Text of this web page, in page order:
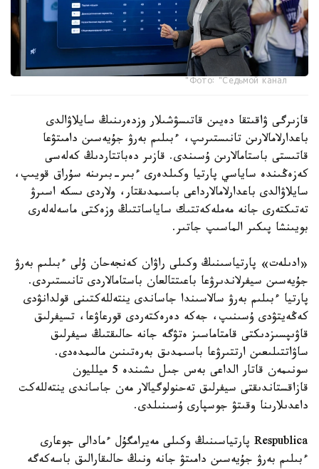
Фото: "Седьмой канал"
قازىرگى ۋاقىتقا دەيىن قاتىسۋشىلار وزدەرىنىڭ سايلاۋالدى
باعدارلامالارىن تانىستىرىپ، ءبىلىم بەرۋ جۇيەسىن دامىتۋعا
قاتىستى باستامالارىن ۇسىندى. قازىر دەباتتاردىڭ كەلەسى
كەزەڭىندە ساياسي پارتيا وكىلدەرى ءبىر-بىرىنە سۇراق قويىپ،
سايلاۋالدى باعدارلامالارداعى باسىمدىقتار، ولاردى ىسكە اسىرۋ
تەتىكتەرى جانە مەملەكەتتىك ساياساتتىڭ وزەكتى ماسەلەلەرى
بويىنشا پىكىر الماسىپ جاتىر.
«ادىلەت» پارتياسىنىڭ وكىلى راۋان كەنجەحان ۇلى ءبىلىم بەرۋ
جۇيەسىن سيفرلاندىرۋعا باعىتتالعان باستامالاردى تانىستىردى.
پارتيا ءبىلىم بەرۋ سالاسىندا جاساندى ينتەللەكتىنى قولدانۋدى
كەڭەيتۋدى ۇسىنىپ، جەكە دەرەكتەردى قورعاۋعا، تسيفرلىق
قاۋىپسىزدىكتى قامتاماسىز ەتۋگە جانە حالىقتىڭ سيفرلىق
ساۋاتتىلىعىن ارتتىرۋعا باسىمدىق بەرەتىنىن مالىمدەدى.
سونىمەن قاتار الداعى بەس جىل ىشىندە 5 ميلليون
قازاقستاندىقتى سيفرلىق تەحنولوگيالار مەن جاساندى ينتەللەكت
داعدىلارىنا وقىتۋ جوسپارى ۇسىنىلدى.
Respublica پارتياسىنىڭ وكىلى مەيرامگۇل ءمادالى جوعارى
ءبىلىم بەرۋ جۇيەسىن دامىتۋ جانە ونىڭ حالىقارالىق باسەكەگە